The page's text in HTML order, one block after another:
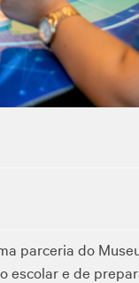
parceria do
escolar e de